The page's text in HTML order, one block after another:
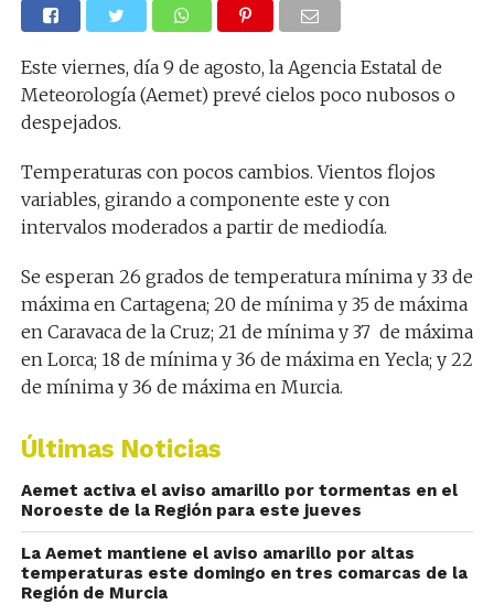
Este viernes, día 9 de agosto, la Agencia Estatal de
Meteorología (Aemet) prevé cielos poco nubosos o
despejados.
Temperaturas con pocos cambios. Vientos flojos
variables, girando a componente este y con
intervalos moderados a partir de mediodía.
Se esperan 26 grados de temperatura mínima y 33 de
máxima en Cartagena; 20 de mínima y 35 de máxima
en Caravaca de la Cruz; 21 de mínima y 37 de máxima
en Lorca; 18 de mínima y 36 de máxima en Yecla; y 22
de mínima y 36 de máxima en Murcia.
Últimas Noticias
Aemet activa el aviso amarillo por tormentas en el
Noroeste de la Región para este jueves
La Aemet mantiene el aviso amarillo por altas
temperaturas este domingo en tres comarcas de la
Región de Murcia